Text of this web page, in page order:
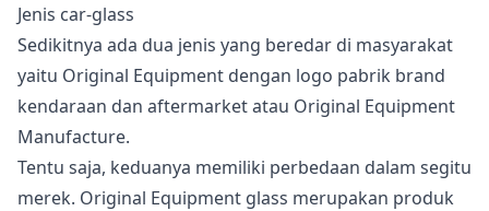
Jenis car-glass
Sedikitnya ada dua jenis yang beredar di masyarakat
yaitu Original Equipment dengan logo pabrik brand
kendaraan dan aftermarket atau Original Equipment
Manufacture.
Tentu saja, keduanya memiliki perbedaan dalam segitu
merek. Original Equipment glass merupakan produk